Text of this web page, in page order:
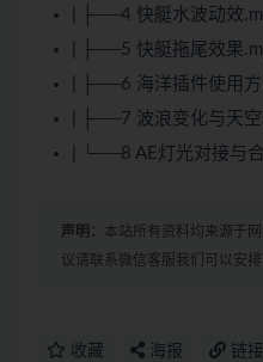
| ├──4 快艇水波动效
| ├──5 快艇拖尾效果
| ├──6 海洋插件使用
| ├──7 波浪变化与天
| └──8 AE灯光对接与
声明： 本站所有资料均来源于
议请联系微信客服我们可以安排
收藏 海报 链接